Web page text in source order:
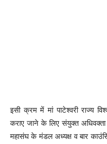
इसी क्रम में मां पाटेश्वरी राज्य
कराए जाने के लिए संयुक्त अधिवक्ता
महासंघ के मंडल अध्यक्ष व बार